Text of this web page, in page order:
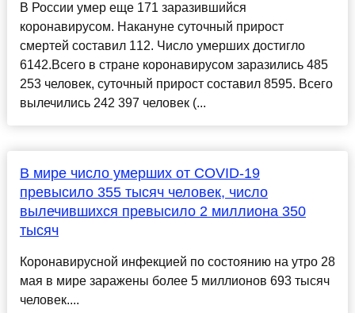
В России умер еще 171 заразившийся
коронавирусом. Накануне суточный прирост
смертей составил 112. Число умерших достигло
6142.Всего в стране коронавирусом заразились 485
253 человек, суточный прирост составил 8595. Всего
вылечились 242 397 человек (...
В мире число умерших от COVID-19
превысило 355 тысяч человек, число
вылечившихся превысило 2 миллиона 350
тысяч
Коронавирусной инфекцией по состоянию на утро 28
мая в мире заражены более 5 миллионов 693 тысяч
человек....